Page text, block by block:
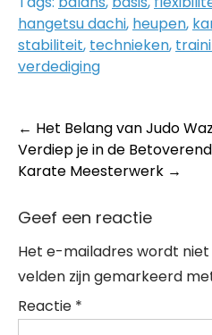
hangetsu dachi, heupen,
stabiliteit, technieken,
verdediging
Post
navigation
← Het Belang van Judo
Verdiep je in de
Karate Meesterwerk →
Geef een reactie
Het e-mailadres wordt
velden zijn gemarkeerd
Reactie *